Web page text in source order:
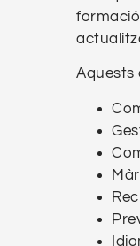
Aquests